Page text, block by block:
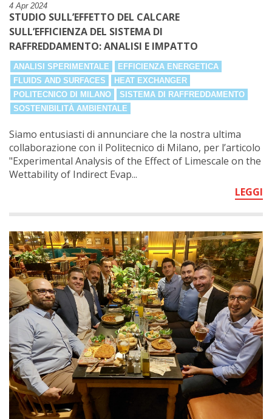
4 Apr 2024
STUDIO SULL’EFFETTO DEL CALCARE
SULL’EFFICIENZA DEL SISTEMA DI
RAFFREDDAMENTO: ANALISI E IMPATTO
ANALISI SPERIMENTALE
EFFICIENZA ENERGETICA
FLUIDS AND SURFACES
HEAT EXCHANGER
POLITECNICO DI MILANO
SISTEMA DI RAFFREDDAMENTO
SOSTENIBILITÀ AMBIENTALE
Siamo entusiasti di annunciare che la nostra ultima
collaborazione con il Politecnico di Milano, per l’articolo
"Experimental Analysis of the Effect of Limescale on the
Wettability of Indirect Evap...
LEGGI